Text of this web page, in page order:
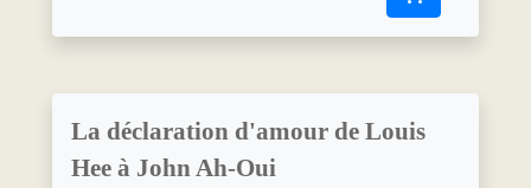
La déclaration d'amour de Louis
Hee à John Ah-Oui